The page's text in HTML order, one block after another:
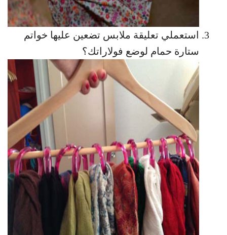
استعملي تعليقة ملابس تضعين عليها خواتم
ستارة حمام لوضع فولاراتك؟